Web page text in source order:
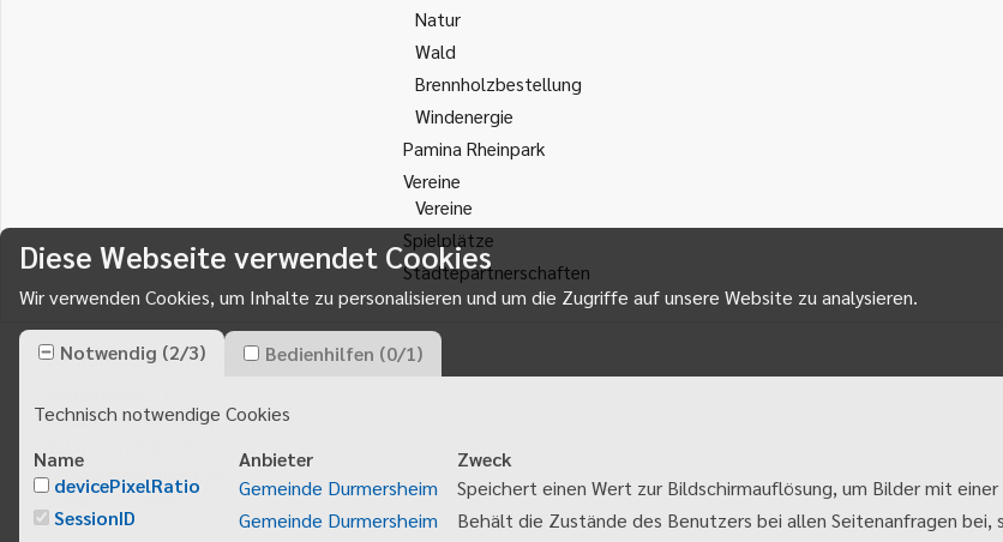
Natur
Wald
Brennholzbestellung
Windenergie
Pamina Rheinpark
Vereine
Vereine
Spielplätze
Städtepartnerschaften
Gemeinde Durmersheim
76448Durmersheim
info@durmersheim.de
E-Mail schreiben
Diese Webseite verwendet Cookies
Wir verwenden Cookies, um Inhalte zu personalisieren und um die Zugriffe auf unsere Website zu analysieren.
Notwendig (2/3) Bedienhilfen (0/1)
Technisch notwendige Cookies
Name
Anbieter Zweck
devicePixelRatio
Gemeinde Durmersheim Speichert einen Wert zur Bildschirmauflösung, um Bilder mit
SessionID
Gemeinde Durmersheim Behält die Zustände des Benutzers bei allen Seitenanfragen bei,